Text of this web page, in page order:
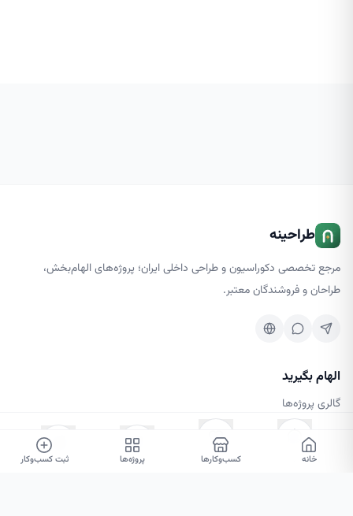
۰
طراحینه
مرجع تخصصی دکوراسیون و طراحی داخلی ایران؛ پروژه‌های الهام‌بخش،
طراحان و فروشندگان معتبر.
الهام بگیرید
گالری پروژه‌ها
کسب‌وکارها
مجله طرحینه
خانه کسب‌وکارها پروژه‌ها ثبت کسب‌وکار